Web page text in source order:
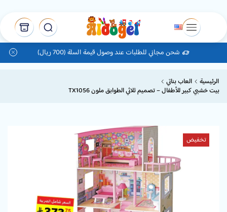
شحن مجاني للطلبات عند وصول قيمة السلة (700 ريال)
الرئيسية
العاب بناتي
بيت خشبي كبير للأطفال – تصميم ثلاثي الطوابق ملون TX1056
تخفيض